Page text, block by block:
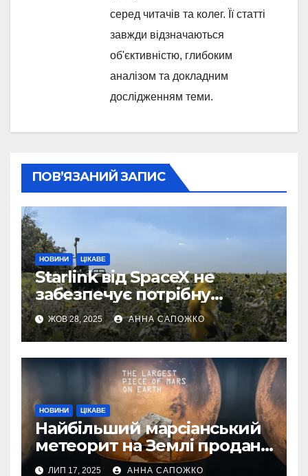
серед читачів та колег. Її статті
завжди відзначаються
об'єктивністю, глибоким
аналізом та докладним
дослідженням теми.
ПОВ’ЯЗАНИЙ ЗАПИС
НОВИНИ ЦІКАВЕ
Starlink від SpaceX не
забезпечує потрібну
швидкість інтернету для
українських бойових
роботів
ЖОВ 28, 2025 АННА САПОЖКО
НОВИНИ ЦІКАВЕ
Найбільший марсіанський
метеорит на Землі продано
за 4,3 мільйона доларів
ЛИП 17, 2025 АННА САПОЖКО